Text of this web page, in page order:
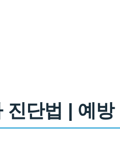
단법 | 예방